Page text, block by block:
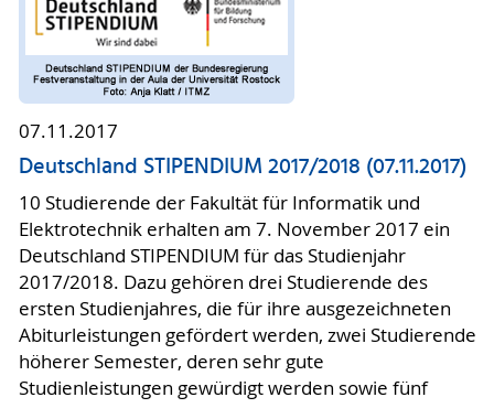
07.11.2017
Deutschland STIPENDIUM 2017/2018 (07.11.2017)
10 Studierende der Fakultät für Informatik und
Elektrotechnik erhalten am 7. November 2017 ein
Deutschland STIPENDIUM für das Studienjahr
2017/2018. Dazu gehören drei Studierende des
ersten Studienjahres, die für ihre ausgezeichneten
Abiturleistungen gefördert werden, zwei Studierende
höherer Semester, deren sehr gute
Studienleistungen gewürdigt werden sowie fünf